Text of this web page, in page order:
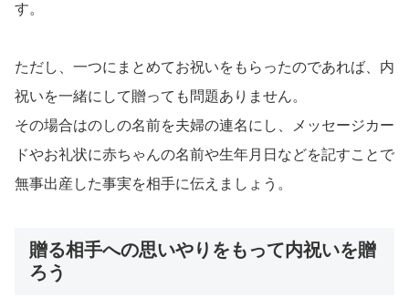
す。
ただし、一つにまとめてお祝いをもらったのであれば、内
祝いを一緒にして贈っても問題ありません。
その場合はのしの名前を夫婦の連名にし、メッセージカー
ドやお礼状に赤ちゃんの名前や生年月日などを記すことで
無事出産した事実を相手に伝えましょう。
贈る相手への思いやりをもって内祝いを贈
ろう